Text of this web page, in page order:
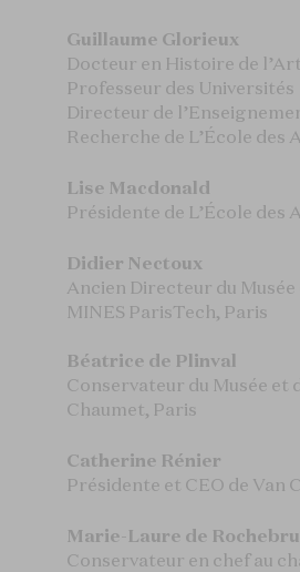
Guillaume Glorieux
Docteur en Histoire de l’Art
Professeur des Universités
Directeur de
Recherche de L’École des
Lise Macdonald
Présidente de L’École des
Didier Nectoux
Ancien Directeur du
MINES ParisTech, Paris
Béatrice de Plinval
Conservateur du Musée et
Chaumet, Paris
Catherine Rénier
Présidente et CEO de Van
Marie-Laure de
Conservateur en chef au